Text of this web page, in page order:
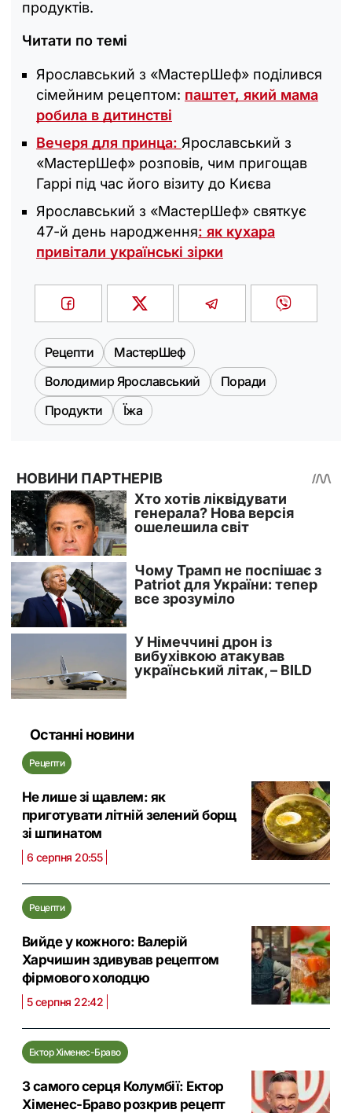
продуктів.
Читати по темі
Ярославський з «МастерШеф‎» поділився
сімейним рецептом: паштет, який мама
робила в дитинстві
Вечеря для принца: Ярославський з
«МастерШеф‎» розповів, чим пригощав
Гаррі під час його візиту до Києва
Ярославський з «‎МастерШеф» святкує
47-й день народження: як кухара
привітали українські зірки
Рецепти
МастерШеф
Володимир Ярославський
Поради
Продукти
Їжа
Останні новини
Рецепти
Не лише зі щавлем: як
приготувати літній зелений борщ
зі шпинатом
6 серпня 20:55
Рецепти
Вийде у кожного: Валерій
Харчишин здивував рецептом
фірмового холодцю
5 серпня 22:42
Ектор Хіменес-Браво
З самого серця Колумбії: Ектор
Хіменес-Браво розкрив рецепт